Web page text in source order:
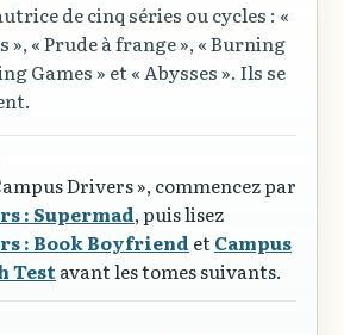
de cinq séries ou cycles : «
»,« Prude à frange »,« Burning
Games » et« Abysses ». Ils se
Drivers », commencez par
: Supermad, puis lisez
: Book Boyfriend etCampus
Testavant les tomes suivants.